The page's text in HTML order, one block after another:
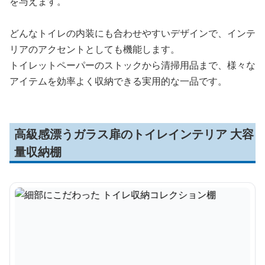
どんなトイレの内装にも合わせやすいデザインで、インテ
リアのアクセントとしても機能します。
トイレットペーパーのストックから清掃用品まで、様々な
アイテムを効率よく収納できる実用的な一品です。
高級感漂うガラス扉のトイレインテリア 大容
量収納棚